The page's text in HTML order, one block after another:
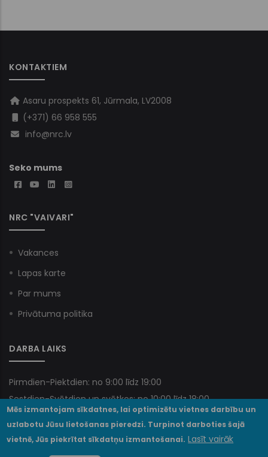
KONTAKTIEM
Asaru prospekts 61, Jūrmala, LV2008
(+371) 66 958 555
info@nrc.lv
Seko mums
NRC "VAIVARI"
Vakances
Lapas karte
Par mums
Privātuma politika
DARBA LAIKS
Pirmdien-Piektdien: no 9:00 līdz 19:00
Sestdien-Svētdien un svētkos: no 10:00 līdz 18:00
Mēs izmantojam sīkdatnes, lai optimizētu vietnes darbību un
uzlabotu Jūsu lietošanas pieredzi. Turpinot darboties šajā
vietnē, Jūs piekrītat sīkdatņu izmantošanai. Lasīt vairāk